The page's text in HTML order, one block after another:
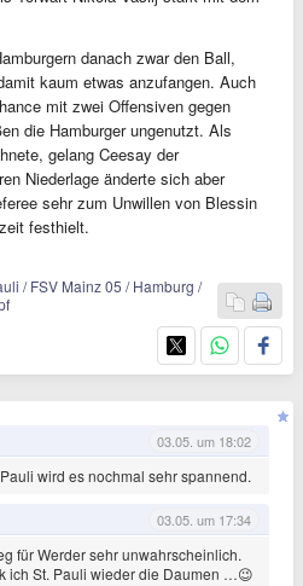
danach zwar den Ball,
kaum etwas anzufangen. Auch
mit zwei Offensiven gegen
die Hamburger ungenutzt. Als
gelang Ceesay der
Niederlage änderte sich aber
sehr zum Unwillen von Blessin
festhielt.
/ FSV Mainz 05 / Hamburg /
03.05. um 18:02
wird es nochmal sehr spannend.
03.05. um 17:34
für Werder sehr unwahrscheinlich.
ich St. Pauli wieder die Daumen …😉